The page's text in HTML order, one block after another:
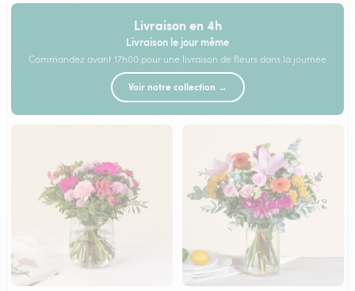
Livraison en 4h
Livraison le jour même
Commandez avant 17h00 pour une livraison de fleurs dans la journée
Voir notre collection →